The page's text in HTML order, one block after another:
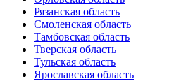
Рязанская область
Смоленская область
Тамбовская область
Тверская область
Тульская область
Ярославская область